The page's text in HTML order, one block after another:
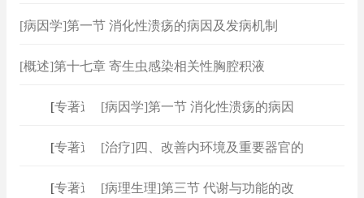
[病因学]第一节 消化性溃疡的病因及发病机制
[概述]第十七章 寄生虫感染相关性胸腔积液
专著速查 ]
[病因学]第一节 消化性溃疡的病因
专著速查 ]
[治疗]四、改善内环境及重要器官的
专著速查 ]
[病理生理]第三节 代谢与功能的改